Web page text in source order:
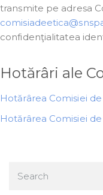
transmite pe adresa
confidenţialitatea
Hotărâri ale
Hotărârea Comisiei
Hotărârea Comisiei